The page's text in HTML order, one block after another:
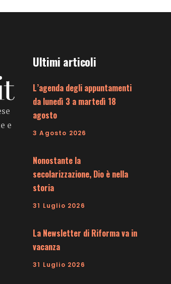
e
Ultimi articoli
L’agenda degli appuntamenti
da lunedì 3 a martedì 18
agosto
3 Agosto 2026
Nonostante la
secolarizzazione, Dio è nella
storia
31 Luglio 2026
La Newsletter di Riforma va in
vacanza
31 Luglio 2026